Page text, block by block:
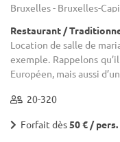
Bruxelles - Bruxelles-
Restaurant /
Location de salle de
exemple. Rappelons
Européen, mais aussi
20-320
Forfait dès 50 € / pers.